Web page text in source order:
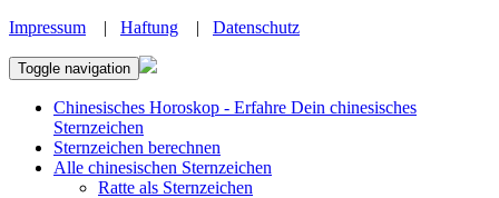
Impressum | Haftung | Datenschutz
Toggle navigation
Chinesisches Horoskop - Erfahre Dein chinesisches
Sternzeichen
Sternzeichen berechnen
Alle chinesischen Sternzeichen
Ratte als Sternzeichen